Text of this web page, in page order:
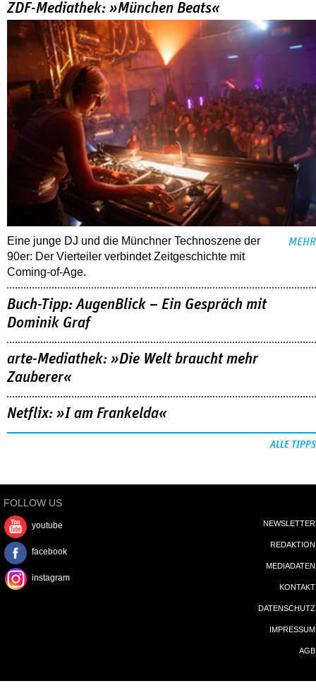
ZDF-Mediathek: »München Beats«
Eine junge DJ und die Münchner Technoszene der
90er: Der Vierteiler verbindet Zeitgeschichte mit
Coming-of-Age.
MEHR
Buch-Tipp: AugenBlick – Ein Gespräch mit
Dominik Graf
arte-Mediathek: »Die Welt braucht mehr
Zauberer«
Netflix: »I am Frankelda«
ALLE TIPPS
FOLLOW US
youtube
facebook
instagram
NEWSLETTER
REDAKTION
MEDIADATEN
KONTAKT
DATENSCHUTZ
IMPRESSUM
AGB